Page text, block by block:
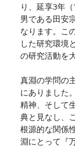
り、延享3年
男である田安
なります。こ
した研究環境
の研究活動を
真淵の学問の
にありました
精神、そして
典と見なし、
根源的な関係
淵にとって『